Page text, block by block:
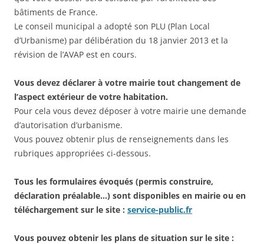
bâtiments de France.
Le conseil municipal a adopté son PLU (Plan Local
d’Urbanisme) par délibération du 18 janvier 2013 et la
révision de l’AVAP est en cours.
Vous devez déclarer à votre mairie tout changement de
l’aspect extérieur de votre habitation.
Pour cela vous devez déposer à votre mairie une demande
d’autorisation d’urbanisme.
Vous pouvez obtenir plus de renseignements dans les
rubriques appropriées ci-dessous.
Tous les formulaires évoqués (permis construire,
déclaration préalable…) sont disponibles en mairie ou en
téléchargement sur le site : service-public.fr
Vous pouvez obtenir les plans de situation sur le site :